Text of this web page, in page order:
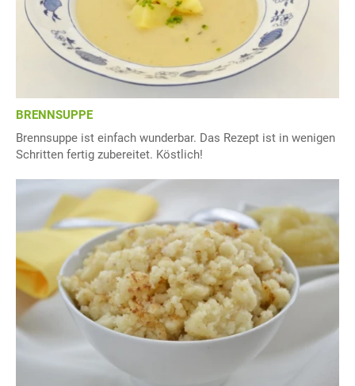
BRENNSUPPE
Brennsuppe ist einfach wunderbar. Das Rezept ist in wenigen
Schritten fertig zubereitet. Köstlich!